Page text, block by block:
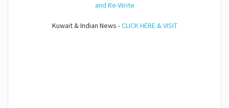
and Re-Write
Kuwait & Indian News -CLICK HERE & VISIT